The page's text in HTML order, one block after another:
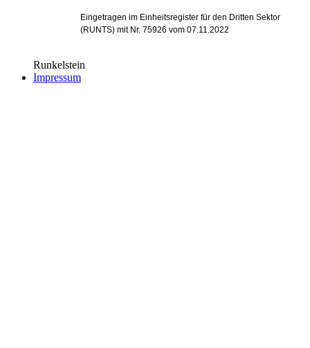
Eingetragen im Einheitsregister für den Dritten Sektor
(RUNTS) mit Nr. 75926 vom 07.11.2022
Runkelstein
Impressum